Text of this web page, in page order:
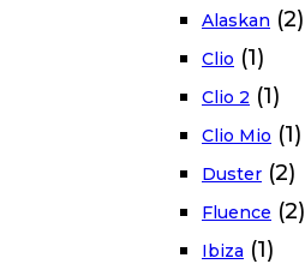
Alaskan (2)
Clio (1)
Clio 2 (1)
Clio Mio (1)
Duster (2)
Fluence (2)
Ibiza (1)